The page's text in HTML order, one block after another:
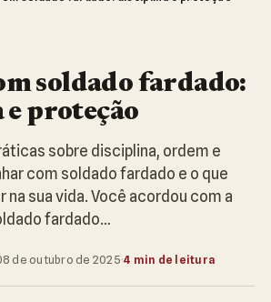
soldado fardado:
proteção
sobre disciplina, ordem e
com soldado fardado e o que
na sua vida. Você acordou com a
fardado…
de outubro de 2025·4 min de leitura